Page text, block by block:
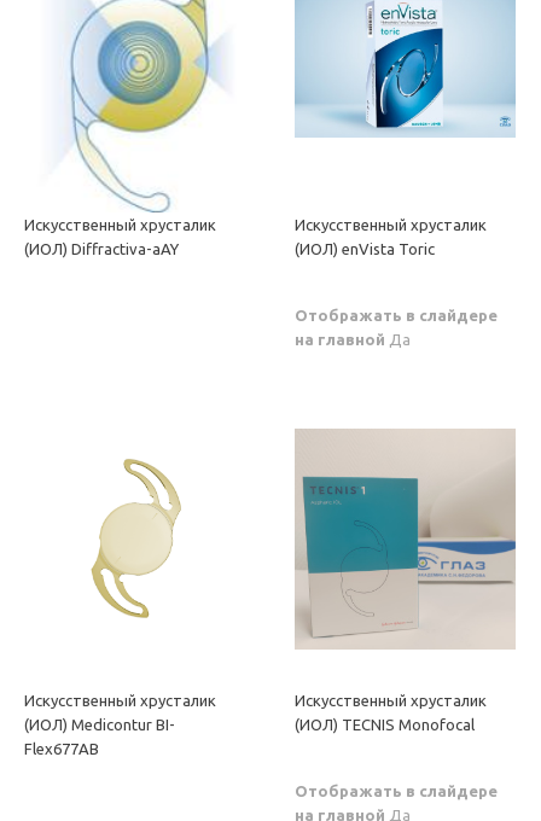
Искусственный хрусталик
(ИОЛ) Diffractiva-aAY
Искусственный хрусталик
(ИОЛ) enVista Toric
Отображать в слайдере
на главной Да
Искусственный хрусталик
(ИОЛ) Medicontur BI-
Flex677AB
Искусственный хрусталик
(ИОЛ) TECNIS Monofocal
Отображать в слайдере
на главной Да